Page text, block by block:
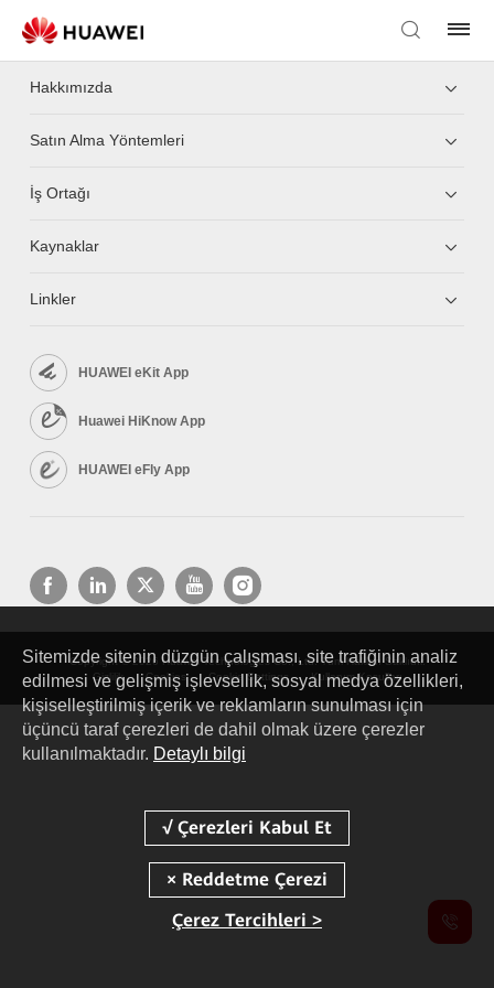
Hakkımızda
Satın Alma Yöntemleri
İş Ortağı
Kaynaklar
Linkler
HUAWEI eKit App
Huawei HiKnow App
HUAWEI eFly App
Copyright © 2026 Huawei Technologies Co., Ltd. Tüm Hakları Saklıdır.
Gizlilik
Cookies Cookie Settings Kullanım Koşulları
Sitemizde sitenin düzgün çalışması, site trafiğinin analiz
edilmesi ve gelişmiş işlevsellik, sosyal medya özellikleri,
kişiselleştirilmiş içerik ve reklamların sunulması için
üçüncü taraf çerezleri de dahil olmak üzere çerezler
kullanılmaktadır. Detaylı bilgi
Çerez Tercihleri >